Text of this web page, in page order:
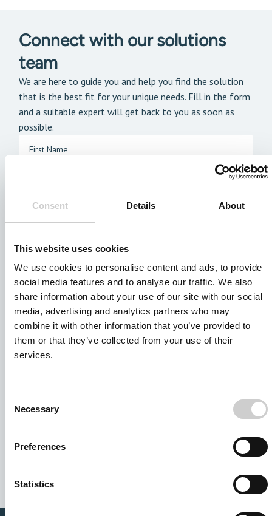
Consent Details About
This website uses cookies
We use cookies to personalise content and ads, to provide
social media features and to analyse our traffic. We also
share information about your use of our site with our social
media, advertising and analytics partners who may
combine it with other information that you’ve provided to
them or that they’ve collected from your use of their
services.
Selection
Necessary
Preferences
Statistics
Connect with our solutions
team
We are here to guide you and help you find the solution
that is the best fit for your unique needs. Fill in the form
and a suitable expert will get back to you as soon as
possible.
I agree to allow Mentice to store and process my personal
data. See our
for details or to opt-out at any